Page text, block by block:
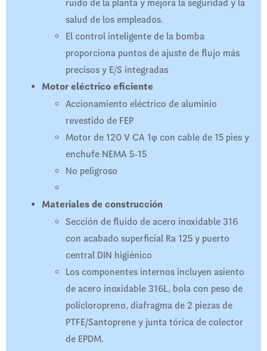
ruido de la planta y mejora la seguridad y la
salud de los empleados.
El control inteligente de la bomba
proporciona puntos de ajuste de flujo más
precisos y E/S integradas
Motor eléctrico eficiente
Accionamiento eléctrico de aluminio
revestido de FEP
Motor de 120 V CA 1φ con cable de 15 pies y
enchufe NEMA 5-15
No peligroso
Materiales de construcción
Sección de fluido de acero inoxidable 316
con acabado superficial Ra 125 y puerto
central DIN higiénico
Los componentes internos incluyen asiento
de acero inoxidable 316L, bola con peso de
policloropreno, diafragma de 2 piezas de
PTFE/Santoprene y junta tórica de colector
de EPDM.